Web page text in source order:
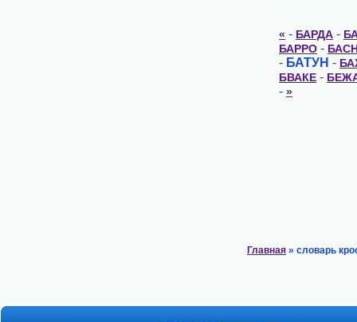
« - БАРДА -
БАРРО -
- БАТУН -
БВАКЕ -
- »
Главная » словарь